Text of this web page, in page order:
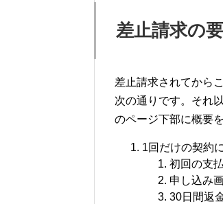
差止請求の
差止請求されてから
次の通りです。それ
のページ下部に概要
1回だけの契約
初回の支
申し込み
30日間返